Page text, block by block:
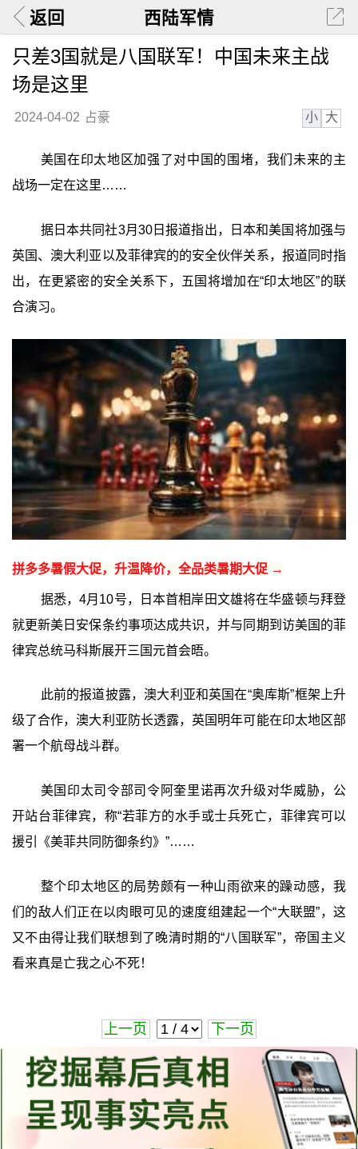
返回 西陆军情
只差3国就是八国联军！中国未来主战
场是这里
2024-04-02 占豪 小 大
美国在印太地区加强了对中国的围堵，我们未来的主
战场一定在这里……
据日本共同社3月30日报道指出，日本和美国将加强与
英国、澳大利亚以及菲律宾的的安全伙伴关系，报道同时指
出，在更紧密的安全关系下，五国将增加在“印太地区”的联
合演习。
拼多多暑假大促，升温降价，全品类暑期大促 →
据悉，4月10号，日本首相岸田文雄将在华盛顿与拜登
就更新美日安保条约事项达成共识，并与同期到访美国的菲
律宾总统马科斯展开三国元首会晤。
此前的报道披露，澳大利亚和英国在“奥库斯”框架上升
级了合作，澳大利亚防长透露，英国明年可能在印太地区部
署一个航母战斗群。
美国印太司令部司令阿奎里诺再次升级对华威胁，公
开站台菲律宾，称“若菲方的水手或士兵死亡，菲律宾可以
援引《美菲共同防御条约》”……
整个印太地区的局势颇有一种山雨欲来的躁动感，我
们的敌人们正在以肉眼可见的速度组建起一个“大联盟”，这
又不由得让我们联想到了晚清时期的“八国联军”，帝国主义
看来真是亡我之心不死！
上一页 下一页